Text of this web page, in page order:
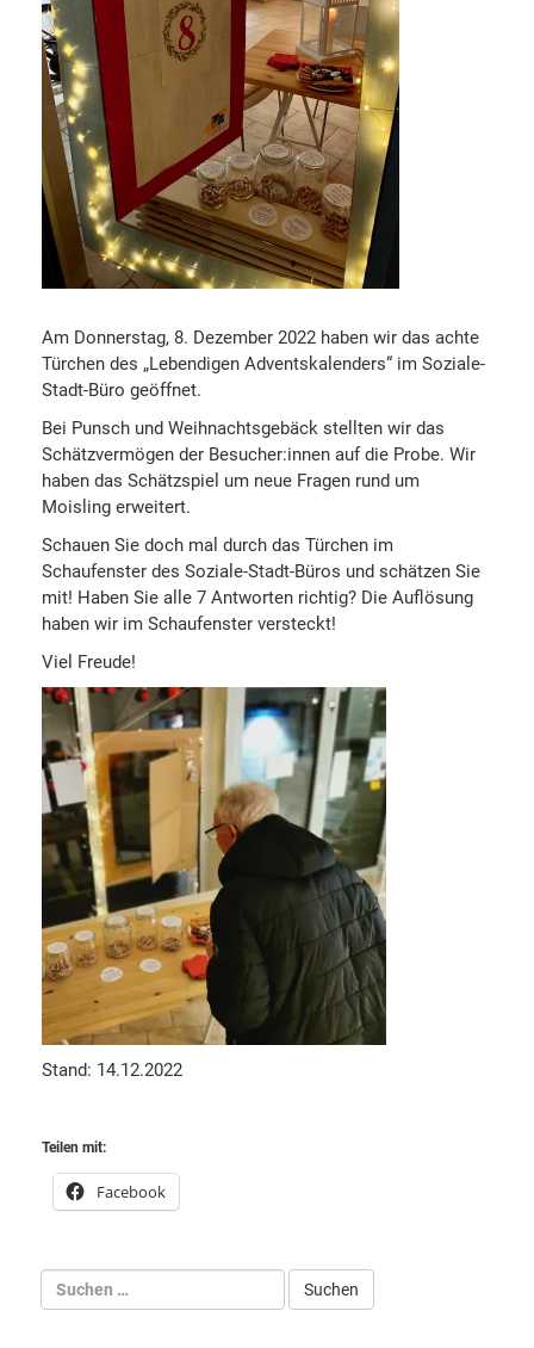
Am Donnerstag, 8. Dezember 2022 haben wir das achte
Türchen des „Lebendigen Adventskalenders“ im Soziale-
Stadt-Büro geöffnet.
Bei Punsch und Weihnachtsgebäck stellten wir das
Schätzvermögen der Besucher:innen auf die Probe. Wir
haben das Schätzspiel um neue Fragen rund um
Moisling erweitert.
Schauen Sie doch mal durch das Türchen im
Schaufenster des Soziale-Stadt-Büros und schätzen Sie
mit! Haben Sie alle 7 Antworten richtig? Die Auflösung
haben wir im Schaufenster versteckt!
Viel Freude!
Stand: 14.12.2022
Teilen mit:
Facebook